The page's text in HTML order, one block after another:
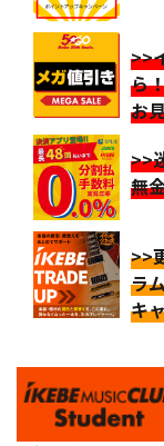
>>
ら
お
>>
無
>>
ラ
キ